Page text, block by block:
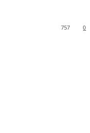
0
757